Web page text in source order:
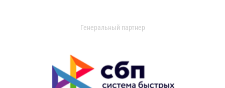
Генеральный партнер